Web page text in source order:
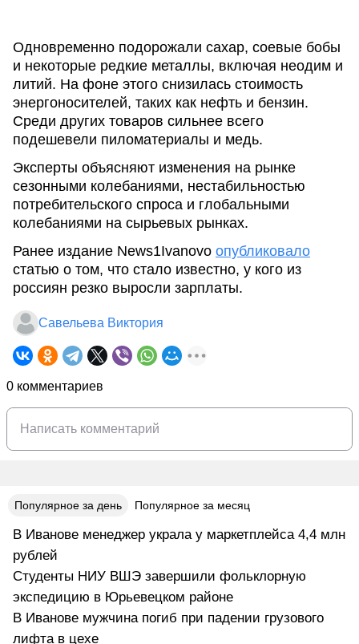
Одновременно подорожали сахар, соевые бобы
и некоторые редкие металлы, включая неодим и
литий. На фоне этого снизилась стоимость
энергоносителей, таких как нефть и бензин.
Среди других товаров сильнее всего
подешевели пиломатериалы и медь.
Эксперты объясняют изменения на рынке
сезонными колебаниями, нестабильностью
потребительского спроса и глобальными
колебаниями на сырьевых рынках.
Ранее издание News1Ivanovo опубликовало
статью о том, что стало известно, у кого из
россиян резко выросли зарплаты.
Савельева Виктория
0 комментариев
Популярное за день Популярное за месяц
В Иванове менеджер украла у маркетплейса 4,4 млн
рублей
Студенты НИУ ВШЭ завершили фольклорную
экспедицию в Юрьевецком районе
В Иванове мужчина погиб при падении грузового
лифта в цехе